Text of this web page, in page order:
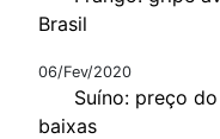
Brasil
06/Fev/2020
Suíno: preço
baixas